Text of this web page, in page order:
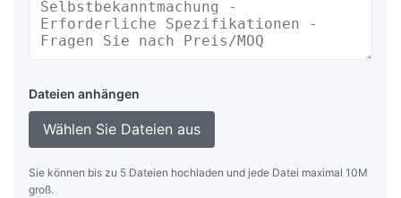
Dateien anhängen
Wählen Sie Dateien aus
Sie können bis zu 5 Dateien hochladen und jede Datei maximal 10M
groß.